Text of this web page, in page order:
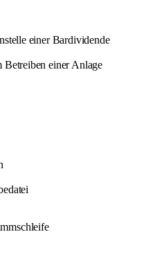
einer Bardividende
Betreiben einer Anlage